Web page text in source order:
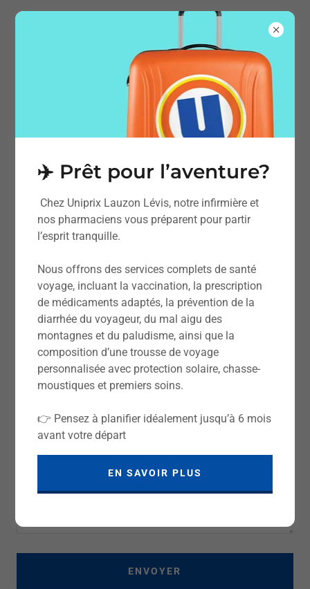
Envoyez-nous un courriel!
ENVOYER
✈️ Prêt pour l’aventure?
Chez Uniprix Lauzon Lévis, notre infirmière et
nos pharmaciens vous préparent pour partir
l’esprit tranquille.
Nous offrons des services complets de santé
voyage, incluant la vaccination, la prescription
de médicaments adaptés, la prévention de la
diarrhée du voyageur, du mal aigu des
montagnes et du paludisme, ainsi que la
composition d’une trousse de voyage
personnalisée avec protection solaire, chasse-
moustiques et premiers soins.
👉 Pensez à planifier idéalement jusqu’à 6 mois
avant votre départ
EN SAVOIR PLUS